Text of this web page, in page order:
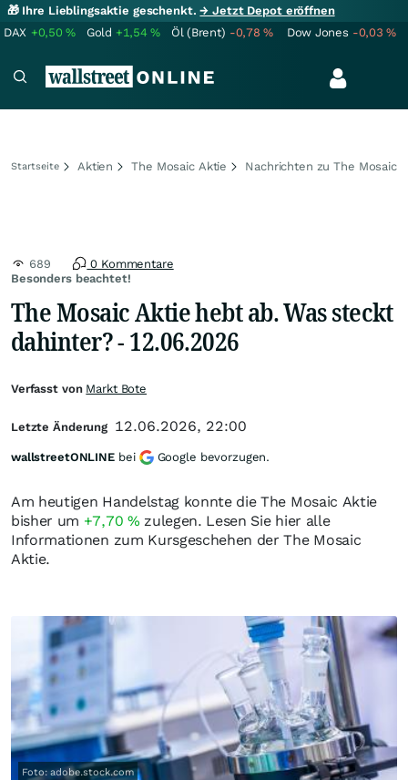
🎁 Ihre Lieblingsaktie geschenkt.→ Jetzt Depot eröffnen
DAX +0,50% Gold +1,54% Öl (Brent) -0,78% Dow Jones -0,03%
Startseite Aktien The Mosaic Aktie Nachrichten zu The Mosaic
Besonders beachtet!
689 0 Kommentare
The Mosaic Aktie hebt ab. Was steckt
dahinter? - 12.06.2026
Am heutigen Handelstag konnte die The Mosaic Aktie
bisher um +7,70 % zulegen. Lesen Sie hier alle
Informationen zum Kursgeschehen der The Mosaic
Aktie.
Foto: adobe.stock.com
Verfasst von Markt Bote
Letzte Änderung 12.06.2026, 22:00
wallstreetONLINE bei Google bevorzugen.